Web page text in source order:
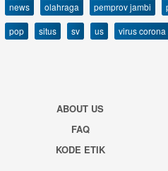
news
olahraga pemprov jambi
pop
situs sv us virus corona
ABOUT US
FAQ
KODE ETIK